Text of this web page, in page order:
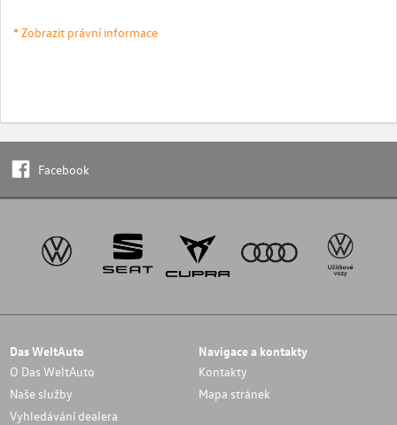
* Zobrazit právní informace
Facebook
Das WeltAuto
O Das WeltAuto
Naše služby
Vyhledávání dealera
Navigace a kontakty
Kontakty
Mapa stránek